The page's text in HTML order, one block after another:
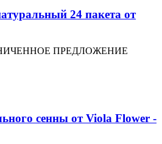
24 пакета от
ПРЕДЛОЖЕНИЕ
сенны от Viola Flower -